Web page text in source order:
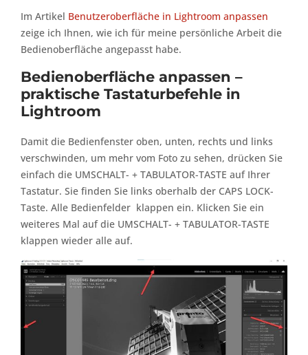
Im Artikel Benutzeroberfläche in Lightroom anpassen
zeige ich Ihnen, wie ich für meine persönliche Arbeit die
Bedienoberfläche angepasst habe.
Bedienoberfläche anpassen –
praktische Tastaturbefehle in
Lightroom
Damit die Bedienfenster oben, unten, rechts und links
verschwinden, um mehr vom Foto zu sehen, drücken Sie
einfach die UMSCHALT- + TABULATOR-TASTE auf Ihrer
Tastatur. Sie finden Sie links oberhalb der CAPS LOCK-
Taste. Alle Bedienfelder klappen ein. Klicken Sie ein
weiteres Mal auf die UMSCHALT- + TABULATOR-TASTE
klappen wieder alle auf.